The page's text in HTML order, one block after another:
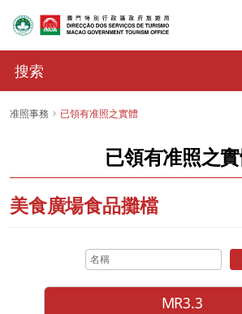
准照事務 已領有准照之實體
已領有准照之
美食廣場食品攤檔
MR3.3